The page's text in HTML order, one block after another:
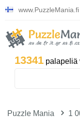
www.PuzzleMania.fi
13341 palapeliä
Puzzle Mania 1